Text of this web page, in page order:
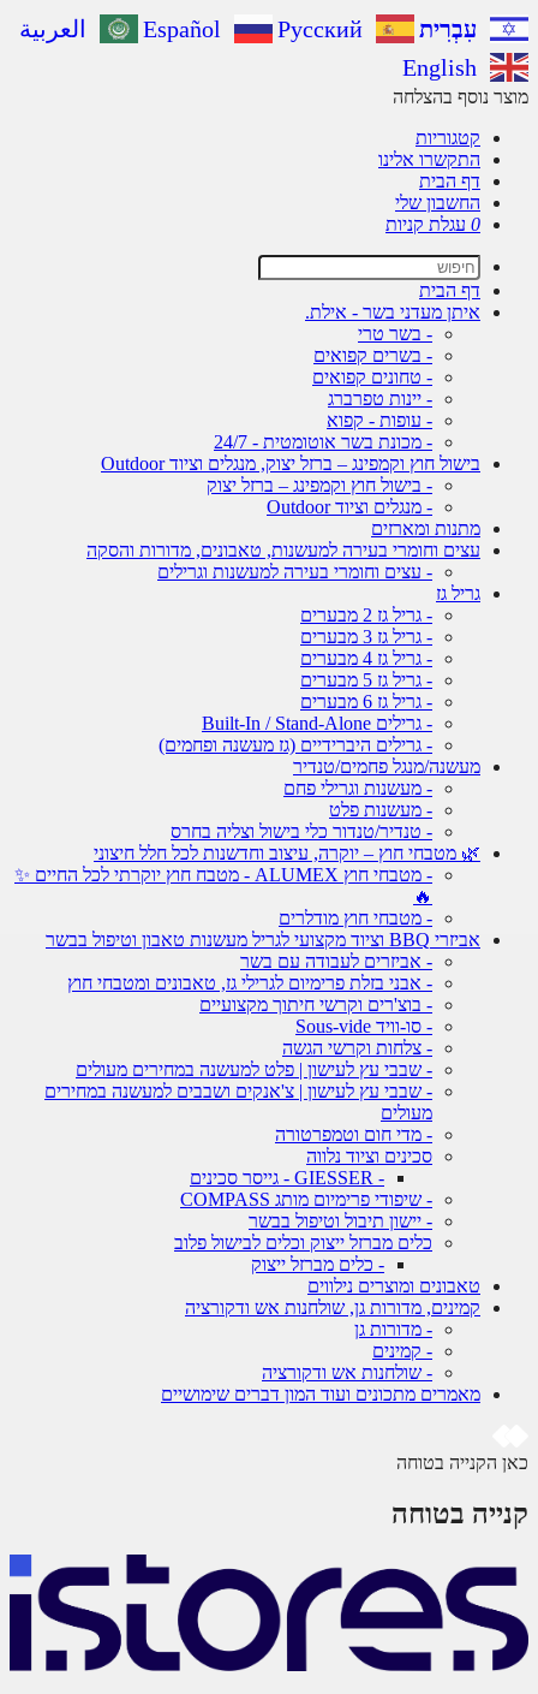
עִבְרִית Español Русский
العربية
English
נוסף בהצלחה
קטגוריות
התקשרו אלינו
דף הבית
החשבון שלי
עגלת קניות
דף הבית
איתן מעדני בשר - אילת.
- בשר טרי
- בשרים קפואים
- טחונים קפואים
- יינות טפרברג
- עופות - קפוא
- מכונת בשר אוטומטית - 24/7
בישול חוץ וקמפינג – ברזל יצוק, מנגלים וציוד Outdoor
- בישול חוץ וקמפינג – ברזל יצוק
- מנגלים וציוד Outdoor
מתנות ומארזים
עצים וחומרי בעירה למעשנות, טאבונים, מדורות והסקה
- עצים וחומרי בעירה למעשנות וגרילים
גריל גז
- גריל גז 2 מבערים
- גריל גז 3 מבערים
- גריל גז 4 מבערים
- גריל גז 5 מבערים
- גריל גז 6 מבערים
- גרילים Built-In / Stand-Alone
- גרילים היברידיים (גז מעשנה ופחמים)
מעשנה/מנגל פחמים/טנדיר
- מעשנות וגרילי פחם
- מעשנות פלט
- טנדיר/טנדור כלי בישול וצליה בחרס
🌿 מטבחי חוץ – יוקרה, עיצוב וחדשנות לכל חלל חיצוני
- מטבחי חוץ ALUMEX - מטבח חוץ יוקרתי לכל החיים ✨
- מטבחי חוץ מודלרים
אביזרי BBQ וציוד מקצועי לגריל מעשנות טאבון וטיפול בבשר
- אביזרים לעבודה עם בשר
- אבני בזלת פרימיום לגרילי גז, טאבונים ומטבחי חוץ
- בוצ'רים וקרשי חיתוך מקצועיים
- סו-וויד Sous-vide
- צלחות וקרשי הגשה
- שבבי עץ לעישון | פלט למעשנה במחירים מעולים
- שבבי עץ לעישון | צ'אנקים ושבבים למעשנה במחירים
מעולים
- מדי חום וטמפרטורה
סכינים וציוד נלווה
- שיפודי פרימיום מותג COMPASS
- יישון תיבול וטיפול בבשר
כלים מברזל ייצוק וכלים לבישול פלוב
- כלים מברזל ייצוק
טאבונים ומוצרים נילווים
קמינים, מדורות גן, שולחנות אש ודקורציה
- מדורות גן
- קמינים
- שולחנות אש ודקורציה
מאמרים מתכונים ועוד המון דברים שימושיים
הקנייה בטוחה
בטוחה